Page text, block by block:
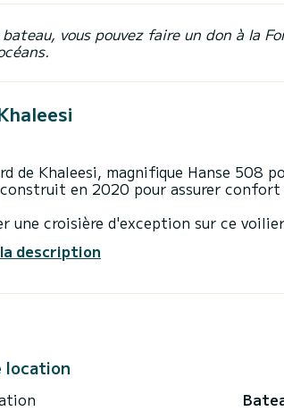
vous pouvez faire un don à la
de Khaleesi, magnifique Hanse 508
en 2020 pour assurer
une croisière d'exception sur ce
extérieurs, Douche de pont,
réservation et devis sont gérées
en passant par la plateforme.
description
location